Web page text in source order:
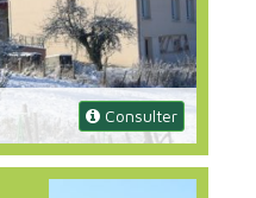
Consulter